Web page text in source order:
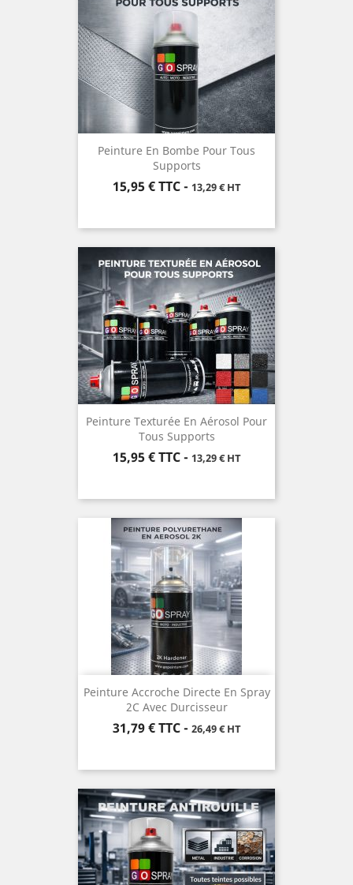
Peinture En Bombe Pour Tous
Supports
Prix
15,95 € TTC- 13,29 € HT
Peinture Texturée En Aérosol Pour
Tous Supports
Prix
15,95 € TTC- 13,29 € HT
Peinture Accroche Directe En Spray
2C Avec Durcisseur
Prix
31,79 € TTC- 26,49 € HT